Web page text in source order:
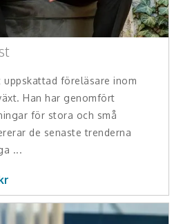
uppskattad föreläsare inom
Han har genomfört
för stora och små
de senaste trenderna
...